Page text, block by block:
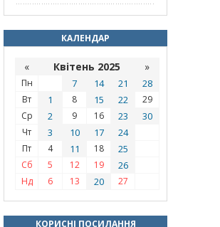
КАЛЕНДАР
« Квітень 2025 »
Пн 7 14 21 28
Вт 1 8 15 22
29
Ср
2 9 16 23 30
Чт 3 10 17 24
Пт 4 11 18 25
Сб 5 12 19 26
Нд 6 13 20 27
КОРИСНІ ПОСИЛАННЯ